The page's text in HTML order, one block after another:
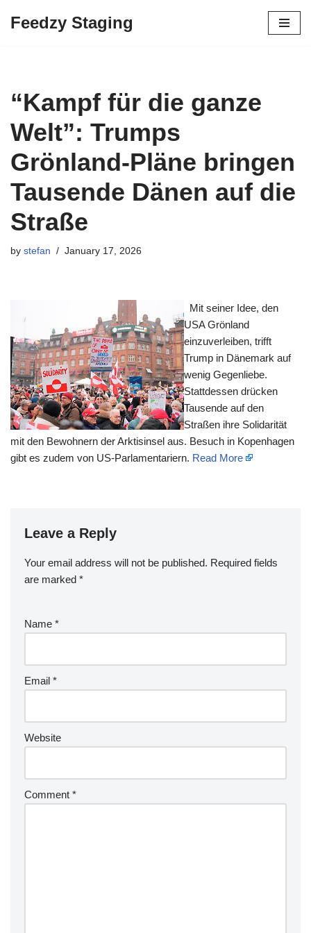
Feedzy Staging
“Kampf für die ganze
Welt”: Trumps
Grönland-Pläne bringen
Tausende Dänen auf die
Straße
by stefan January 17, 2026
Mit seiner Idee, den
USA Grönland
einzuverleiben, trifft
Trump in Dänemark auf
wenig Gegenliebe.
Stattdessen drücken
Tausende auf den
Straßen ihre Solidarität
mit den Bewohnern der Arktisinsel aus. Besuch in Kopenhagen
gibt es zudem von US-Parlamentariern. Read More
Leave a Reply
Your email address will not be published. Required fields
are marked *
Name *
Email *
Website
Comment *